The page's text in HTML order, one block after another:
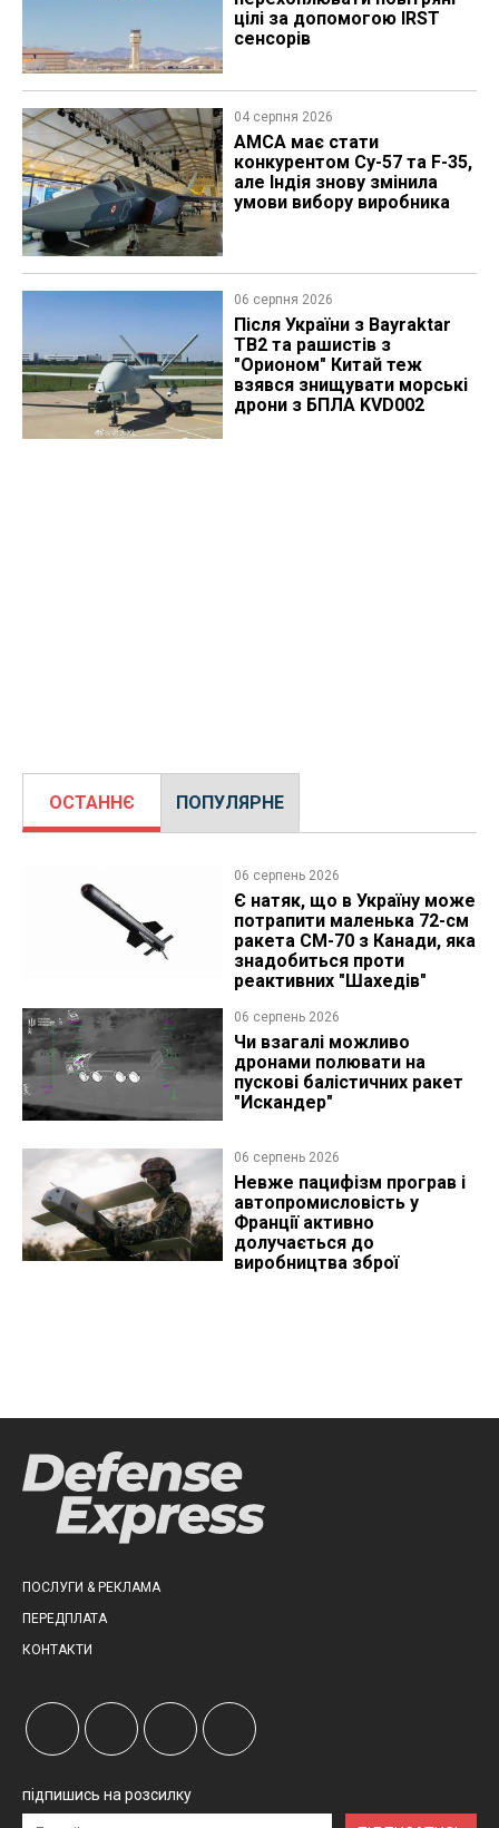
цілі за допомогою IRST
сенсорів
04 серпня 2026
AMCA має стати
конкурентом Су-57 та F-35,
але Індія знову змінила
умови вибору виробника
06 серпня 2026
Після України з Bayraktar
TB2 та рашистів з
"Орионом" Китай теж
взявся знищувати морські
дрони з БПЛА KVD002
ОСТАННЄ ПОПУЛЯРНЕ
06 серпень 2026
Є натяк, що в Україну може
потрапити маленька 72-см
ракета CM-70 з Канади, яка
знадобиться проти
реактивних "Шахедів"
06 серпень 2026
Чи взагалі можливо
дронами полювати на
пускові балістичних ракет
"Искандер"
06 серпень 2026
Невже пацифізм програв і
автопромисловість у
Франції активно
долучається до
виробництва зброї
ПОСЛУГИ & РЕКЛАМА
ПЕРЕДПЛАТА
КОНТАКТИ
підпишись на розсилку